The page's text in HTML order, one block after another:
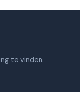
te vinden.